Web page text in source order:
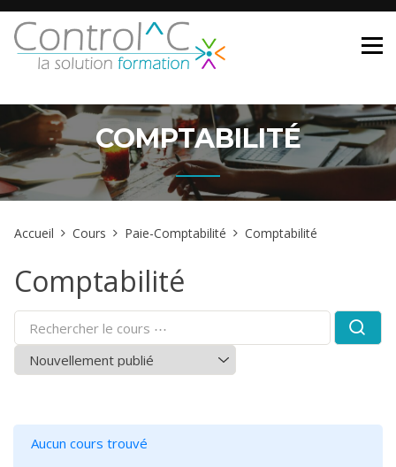
Skip
content
COMPTABILITÉ
Accueil Cours Paie-Comptabilité Comptabilité
Comptabilité
Aucun cours trouvé